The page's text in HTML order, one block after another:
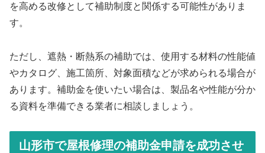
を高める改修として補助制度と関係する可能性がありま
す。
ただし、遮熱・断熱系の補助では、使用する材料の性能値
やカタログ、施工箇所、対象面積などが求められる場合が
あります。補助金を使いたい場合は、製品名や性能が分か
る資料を準備できる業者に相談しましょう。
山形市で屋根修理の補助金申請を成功させ